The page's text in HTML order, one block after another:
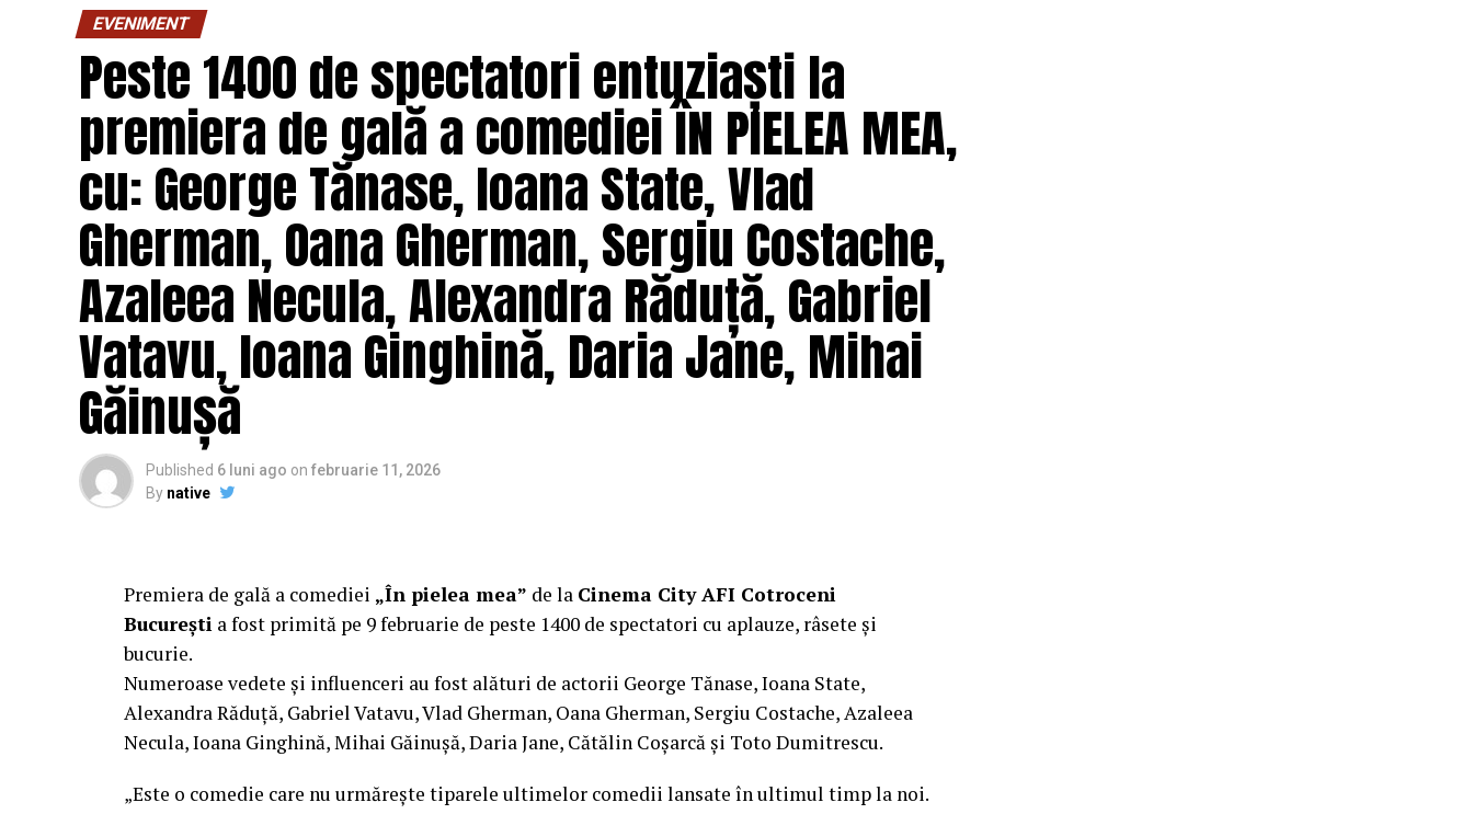
unui weekend, ce se dovedește un mod haios prin care protagoniștii reușesc să-și cunoască
mai bine partenerii și să renunțe la orgolii și preconcepții, „
experiență de cinema relaxantă și amuzantă.
Regizorul și scenaristul Paul Decu, absolvent al Facultății de Teatru UNATC
„I.L.Caragiale” și al masteratului în regie de film de la MetFilm School Londra, a colaborat la
realizarea primului său lungmetraj cu o echipă de profesioniști din care fac parte
Pădurețu (imagine), Bogdan Ivanovici (sunet), Anca Miron (scenografie), Francisca
Vass (costume)
O comedie actuală și colorată, filmul „În pielea mea”are premiera națională pe 10
februarie, distribuit de T.R.I.B.E. Films.
Mai multe detalii, imagini de la filmări, fragmente din film și declarații din partea actorilor
sunt disponibile pe paginile social media ale filmului de
„În Pielea Mea”
Producător asociat: MAGNETIC MEDIA PRODUCTIONS; Producător executiv: Adela Mara.
Casting: ELEPHANT MEDIA.
Realizat cu sprijinul:
Co-finanțatori:C&C HOUSE RESIDENCE, S&I BEST CORPORATION WEB DESIGN, CLIMA
FREON
PALACE; ȘERBAN & ASOCIAȚII; ESTEEM BODY SCULPT & SPA; PIZZERIA VOLARE;
EVENIMENT
Peste 1400 de spectatori entuziaști la
premiera de gală a comediei ÎN PIELEA MEA,
cu: George Tănase, Ioana State, Vlad
Gherman, Oana Gherman, Sergiu Costache,
Azaleea Necula, Alexandra Răduță, Gabriel
Vatavu, Ioana Ginghină, Daria Jane, Mihai
Găinușă
Published 6 luni ago on februarie 11, 2026
By native
Premiera de gală a comediei „În pielea mea” de la Cinema City AFI Cotroceni
București a fost primită pe 9 februarie de peste 1400 de spectatori cu aplauze, râsete și
bucurie.
Numeroase vedete și influenceri au fost alături de actorii George Tănase, Ioana State,
Alexandra Răduță, Gabriel Vatavu, Vlad Gherman, Oana Gherman, Sergiu Costache, Azaleea
Necula, Ioana Ginghină, Mihai Găinușă, Daria Jane, Cătălin Coșarcă și Toto Dumitrescu.
„Este o comedie care nu urmărește tiparele ultimelor comedii lansate în ultimul timp la noi.